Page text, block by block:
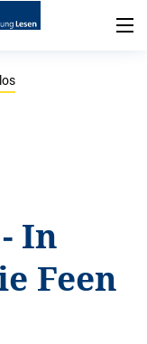
In
Feen